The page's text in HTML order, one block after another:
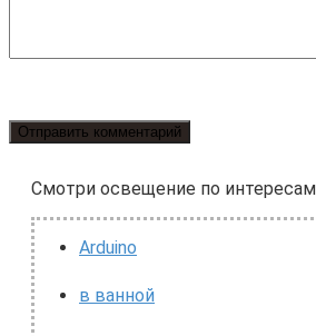
Смотри освещение по интересам
Arduino
в ванной